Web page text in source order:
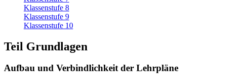
Klassenstufe 8
Klassenstufe 9
Klassenstufe 10
Teil Grundlagen
Aufbau und Verbindlichkeit der Lehrpläne